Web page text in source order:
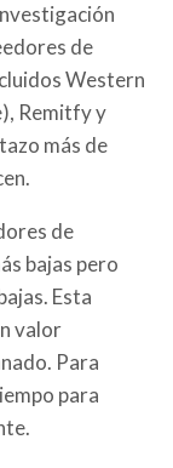
de
Western
Remitfy y
más de
de
bajas pero
Esta
valor
Para
para